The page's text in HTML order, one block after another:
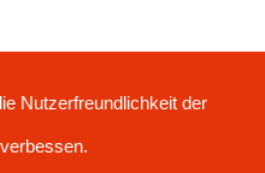
Nutzerfreundlichkeit der